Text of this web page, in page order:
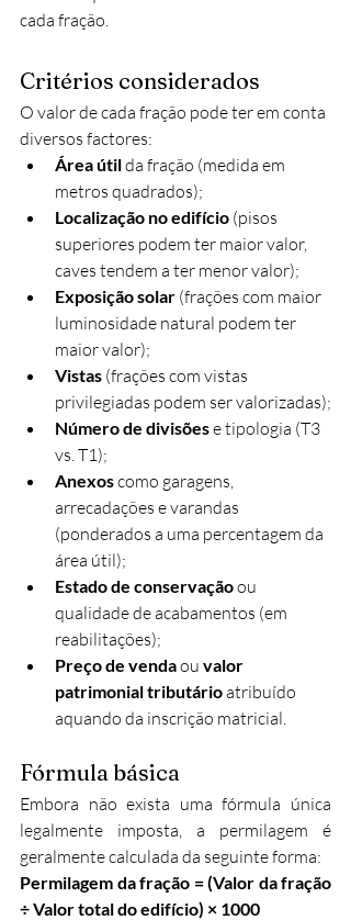
cada fração.
Critérios considerados
O valor de cada fração pode ter em conta
diversos factores:
Área útil da fração (medida em
metros quadrados);
Localização no edifício (pisos
superiores podem ter maior valor,
caves tendem a ter menor valor);
Exposição solar (frações com maior
luminosidade natural podem ter
maior valor);
Vistas (frações com vistas
privilegiadas podem ser valorizadas);
Número de divisões e tipologia (T3
vs. T1);
Anexos como garagens,
arrecadações e varandas
(ponderados a uma percentagem da
área útil);
Estado de conservação ou
qualidade de acabamentos (em
reabilitações);
Preço de venda ou valor
patrimonial tributário atribuído
aquando da inscrição matricial.
Fórmula básica
Embora não exista uma fórmula única
legalmente imposta, a permilagem é
geralmente calculada da seguinte forma:
Permilagem da fração = (Valor da fração
÷ Valor total do edifício) × 1000